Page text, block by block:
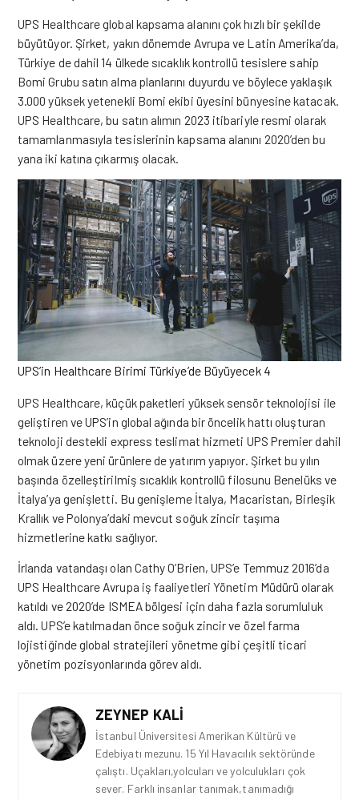
UPS Healthcare global kapsama alanını çok hızlı bir şekilde
büyütüyor. Şirket, yakın dönemde Avrupa ve Latin Amerika’da,
Türkiye de dahil 14 ülkede sıcaklık kontrollü tesislere sahip
Bomi Grubu satın alma planlarını duyurdu ve böylece yaklaşık
3.000 yüksek yetenekli Bomi ekibi üyesini bünyesine katacak.
UPS Healthcare, bu satın alımın 2023 itibariyle resmi olarak
tamamlanmasıyla tesislerinin kapsama alanını 2020’den bu
yana iki katınaçıkarmış olacak.
UPS’in Healthcare Birimi Türkiye’de Büyüyecek 4
UPS Healthcare, küçük paketleri yüksek sensör teknolojisi ile
geliştiren ve UPS’in global ağında bir öncelik hattı oluşturan
teknoloji destekli express teslimat hizmeti UPS Premier dahil
olmak üzere yeni ürünlere de yatırım yapıyor. Şirket bu yılın
başında özelleştirilmiş sıcaklık kontrollü filosunu Benelüks ve
İtalya’ya genişletti. Bu genişleme İtalya, Macaristan, Birleşik
Krallık ve Polonya’daki mevcut soğuk zincir taşıma
hizmetlerine katkı sağlıyor.
İrlanda vatandaşı olan Cathy O’Brien, UPS’e Temmuz 2016’da
UPS Healthcare Avrupa iş faaliyetleri Yönetim Müdürü olarak
katıldı ve 2020’de ISMEA bölgesi için daha fazla sorumluluk
aldı. UPS’e katılmadan önce soğuk zincir ve özel farma
lojistiğinde global stratejileri yönetme gibi çeşitli ticari
yönetim pozisyonlarında görev aldı.
ZEYNEP KALI
İstanbul Üniversitesi Amerikan Kültürü ve
Edebiyatı mezunu. 15 Yıl Havacılık sektöründe
çalıştı. Uçakları,yolcuları ve yolculukları çok
sever. Farklı insanlar tanımak,tanımadığı